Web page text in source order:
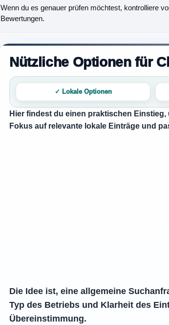
Wenn du es genauer prüfen möchtest, kontrolliere
Bewertungen.
Nützliche Optionen für
✓ Lokale Optionen
Hier findest du einen praktischen Einstieg,
Fokus auf relevante lokale Einträge und
Die Idee ist, eine allgemeine
Typ des Betriebs und Klarheit des
Übereinstimmung.